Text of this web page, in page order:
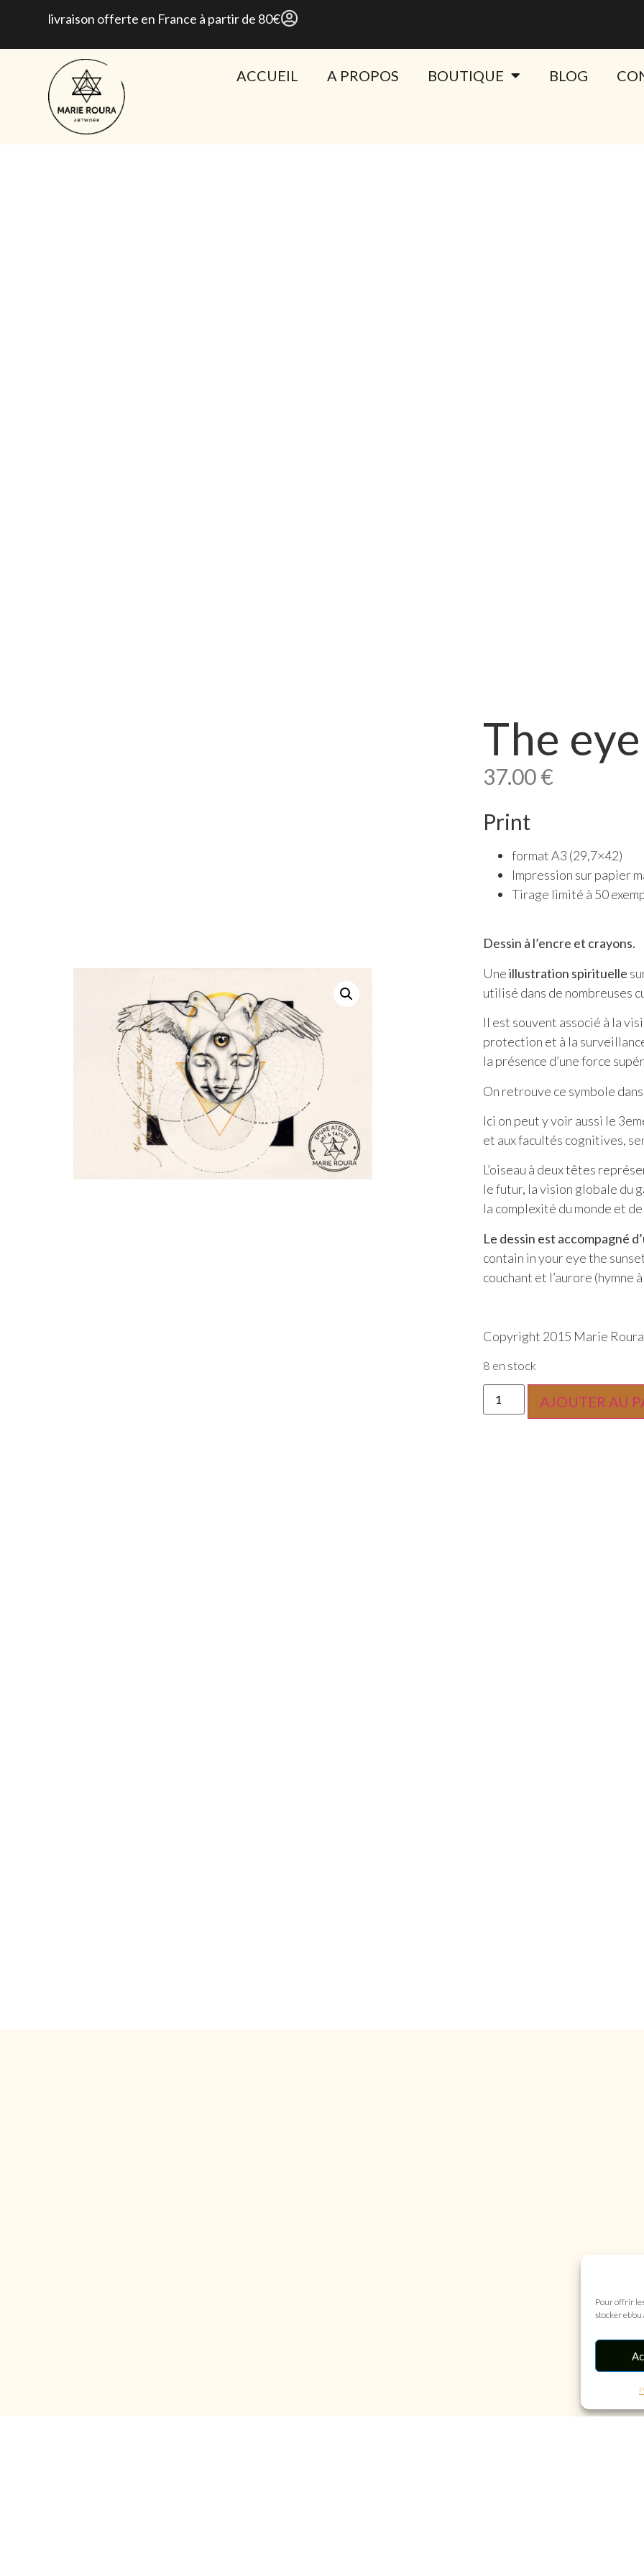
Pour offrir
stocker et/ou
livraison offerte en France à partir de 80€
ACCUEIL A PROPOS BOUTIQUE BLOG
The eye
37.00€
Print
format A3 (29,7×42)
Impression sur papier
Tirage limité à 50
Dessin à l’encre et crayons.
Uneillustration spirituelle
utilisé dans de nombreuses
Il est souvent associé à la
protection et à la
la présence d’une force
On retrouve ce symbole
Ici on peut y voir aussi le
et aux facultés cognitives,
L’oiseau à deux têtes
le futur, la vision globale du
la complexité du monde et
Le dessin est accompagné
contain in your eye the
couchant et l’aurore (hymne
Copyright 2015 Marie Roura
8 en stock
AJOUTER AU